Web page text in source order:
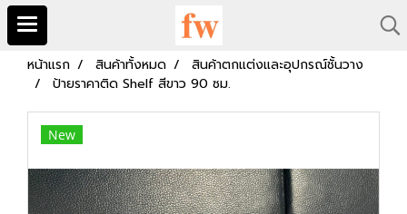
หน้าแรก สินค้าทั้งหมด
สินค้าตกแต่งและอุปกรณ์ชั้นวาง
ป้ายราคาติด Shelf สีขาว 90 ซม.
New